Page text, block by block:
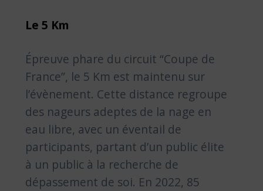
Le 5 Km
Épreuve phare du circuit “Coupe de
France”, le 5 Km est maintenu sur
l’évènement. Cette distance regroupe
des nageurs adeptes de la nage en
eau libre, avec un éventail de
participants, partant d’un public élite
à un public à la recherche de
dépassement de soi. En 2022, 85